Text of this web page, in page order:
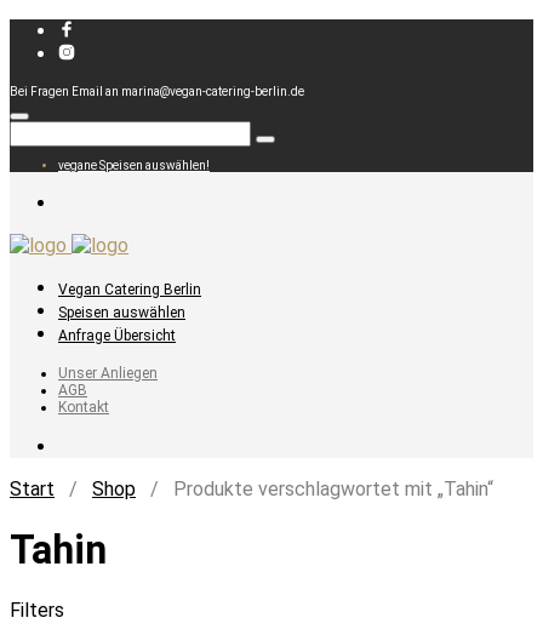
Bei Fragen Email an marina@vegan-catering-berlin.de
vegane Speisen auswählen!
Vegan Catering Berlin
Speisen auswählen
Anfrage Übersicht
Unser Anliegen
AGB
Kontakt
Start / Shop / Produkte verschlagwortet mit „Tahin“
Tahin
Filters